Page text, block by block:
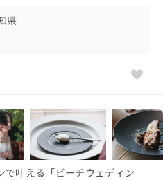
県
叶える「ビーチウェディン